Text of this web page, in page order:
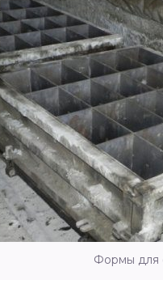
Формы для